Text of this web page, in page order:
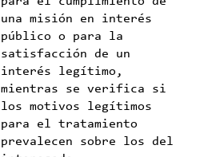
una misión en interés
público o para la
satisfacción de un
interés legítimo,
mientras se verifica si
los motivos legítimos
para el tratamiento
prevalecen sobre los del